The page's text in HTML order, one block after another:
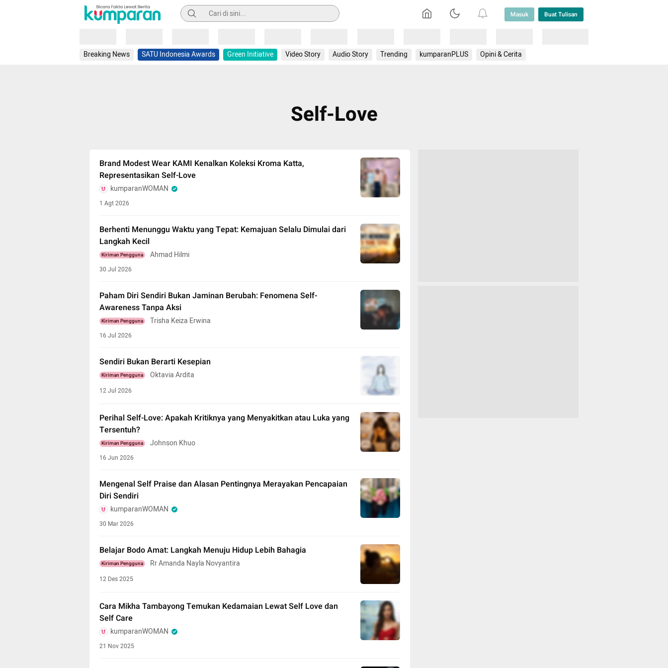
Pencarian Masuk Buat Tulisan
Breaking News SATU Indonesia Awards Green Initiative Video Story Audio Story Trending kumparanPLUS Opini & Cerita
Self-Love
Brand Modest Wear KAMI Kenalkan Koleksi Kroma Katta,
Representasikan Self-Love
kumparanWOMAN
1 Agt 2026
Berhenti Menunggu Waktu yang Tepat: Kemajuan Selalu Dimulai dari
Langkah Kecil
Kiriman Pengguna Ahmad Hilmi
30 Jul 2026
Paham Diri Sendiri Bukan Jaminan Berubah: Fenomena Self-
Awareness Tanpa Aksi
Kiriman Pengguna Trisha Keiza Erwina
16 Jul 2026
Sendiri Bukan Berarti Kesepian
Kiriman Pengguna Oktavia Ardita
12 Jul 2026
Perihal Self-Love: Apakah Kritiknya yang Menyakitkan atau Luka yang
Tersentuh?
Kiriman Pengguna Johnson Khuo
16 Jun 2026
Mengenal Self Praise dan Alasan Pentingnya Merayakan Pencapaian
Diri Sendiri
kumparanWOMAN
30 Mar 2026
Belajar Bodo Amat: Langkah Menuju Hidup Lebih Bahagia
Kiriman Pengguna Rr Amanda Nayla Novyantira
12 Des 2025
Cara Mikha Tambayong Temukan Kedamaian Lewat Self Love dan
Self Care
kumparanWOMAN
21 Nov 2025